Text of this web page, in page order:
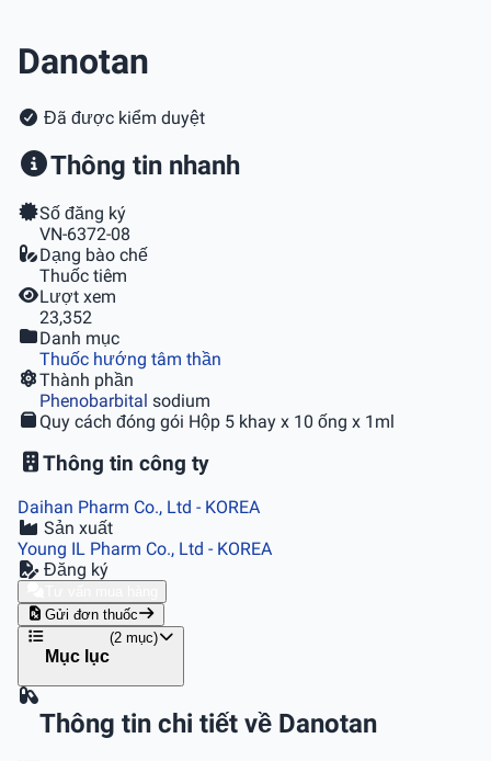
Danotan
Đã được kiểm duyệt
Thông tin nhanh
Số đăng ký
VN-6372-08
Dạng bào chế
Thuốc tiêm
Lượt xem
23,352
Danh mục
Thuốc hướng tâm thần
Thành phần
Phenobarbital sodium
Quy cách đóng gói Hộp 5 khay x 10 ống x 1ml
Thông tin công ty
Daihan Pharm Co., Ltd - KOREA
Sản xuất
Young IL Pharm Co., Ltd - KOREA
Đăng ký
Gửi đơn thuốc
Mục lục
(2 mục)
Thông tin chi tiết về Danotan